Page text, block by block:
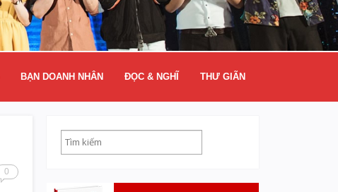
BẠN DOANH NHÂN ĐỌC & NGHĨ THƯ GIÃN
0